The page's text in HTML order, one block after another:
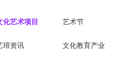
化艺术项目 艺术节
琅资讯 文化教育产业